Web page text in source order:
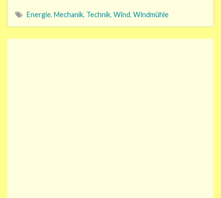
Energie, Mechanik, Technik, Wind, Windmühle